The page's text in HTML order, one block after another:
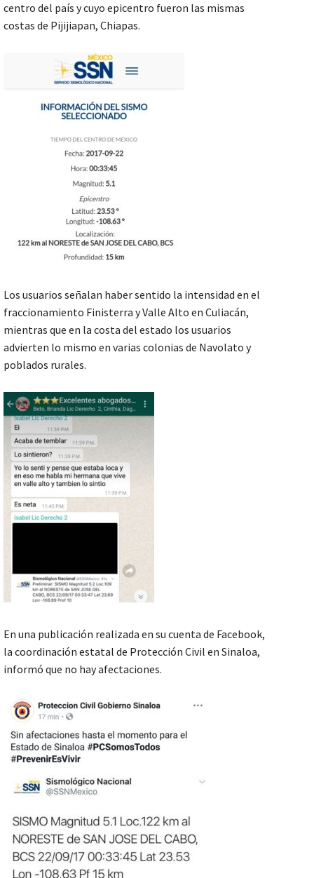
centro del país y cuyo epicentro fueron las mismas
costas de Pijijiapan, Chiapas.
Los usuarios señalan haber sentido la intensidad en el
fraccionamiento Finisterra y Valle Alto en Culiacán,
mientras que en la costa del estado los usuarios
advierten lo mismo en varias colonias de Navolato y
poblados rurales.
En una publicación realizada en su cuenta de Facebook,
la coordinación estatal de Protección Civil en Sinaloa,
informó que no hay afectaciones.